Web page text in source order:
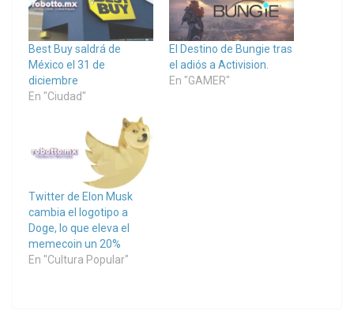
Best Buy saldrá de
México el 31 de
diciembre
En "Ciudad"
El Destino de Bungie tras
el adiós a Activision.
En "GAMER"
Twitter de Elon Musk
cambia el logotipo a
Doge, lo que eleva el
memecoin un 20%
En "Cultura Popular"